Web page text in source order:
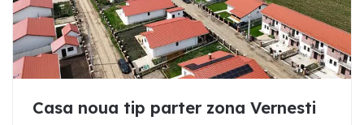
Casa noua tip parter zona Vernesti